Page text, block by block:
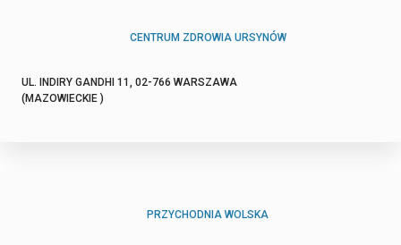
CENTRUM ZDROWIA URSYNÓW
UL. INDIRY GANDHI 11, 02-766 WARSZAWA
(MAZOWIECKIE )
PRZYCHODNIA WOLSKA